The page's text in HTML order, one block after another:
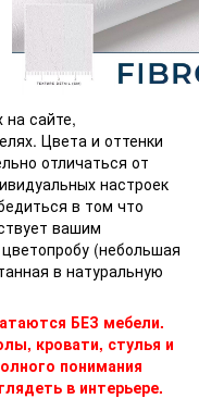
сайте,
Цвета и оттенки
отличаться от
настроек
в том что
вашим
(небольшая
в натуральную
БЕЗ мебели.
кровати, стулья и
понимания
в интерьере.